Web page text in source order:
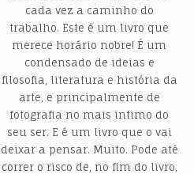
cada vez a caminho do
trabalho. Este é um livro que
merece horário nobre! É um
condensado de ideias e
filosofia, literatura e história da
arte, e principalmente de
fotografia no mais intimo do
seu ser. E é um livro que o vai
deixar a pensar. Muito. Pode até
correr o risco de, no fim do livro,